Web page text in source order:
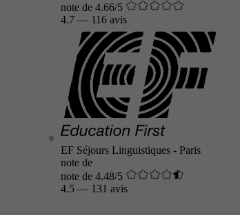
note de 4.66/5
4.7 — 116 avis
EF Séjours Linguistiques - Paris
note de
note de 4.48/5
4.5 — 131 avis